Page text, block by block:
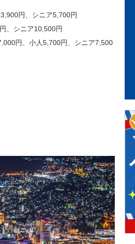
円、シニア5,700円
、シニア10,500円
円、小人5,700円、シニア7,500